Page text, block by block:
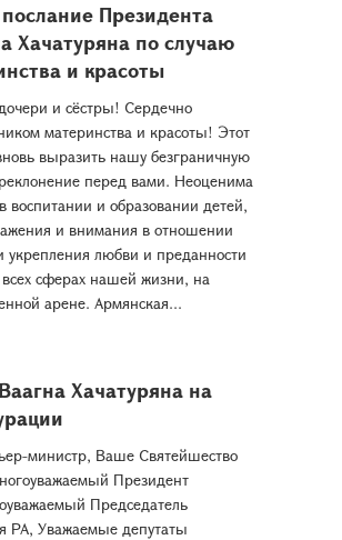
Президента
Хачатуряна по случаю
и красоты
и сёстры! Сердечно
материнства и красоты! Этот
выразить нашу безграничную
перед вами. Неоценима
и образовании детей,
и внимания в отношении
укрепления любви и преданности
всех сферах нашей жизни, на
арене. Армянская...
Хачатуряна на
министр, Ваше Святейшество
Президент
Председатель
РА, Уважаемые депутаты